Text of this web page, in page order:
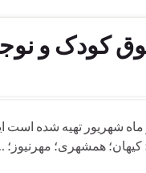
در ماه شهریور تهیه شده است
کیهان؛ همشهری؛ مهرنیوز؛ …